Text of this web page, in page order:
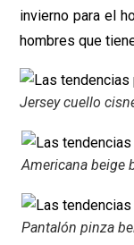
invierno para el
hombres que
Jersey cuello
Americana beige
Pantalón pinza